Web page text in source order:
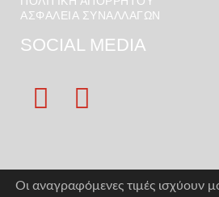
ΑΣΦΑΛΕΙΑ ΣΥΝΑΛΛΑΓΩΝ
SOCIAL MEDIA
Οι αναγραφόμενες τιμές ισχύουν